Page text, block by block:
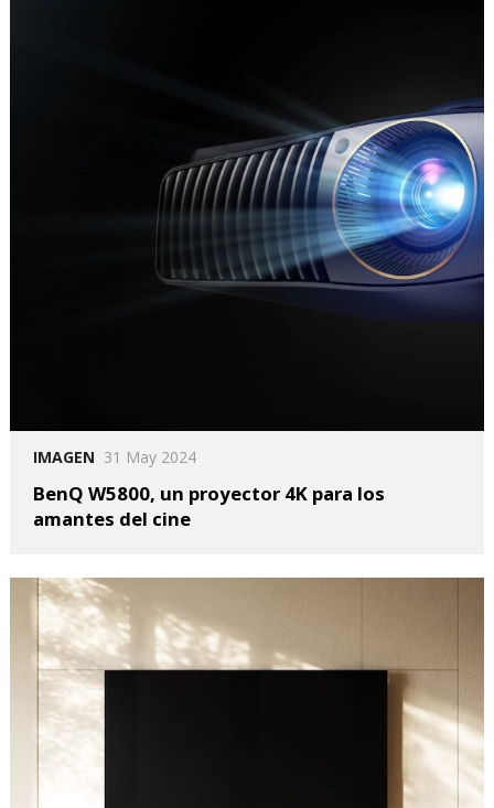
IMAGEN 31 May 2024
BenQ W5800, un proyector 4K para los
amantes del cine